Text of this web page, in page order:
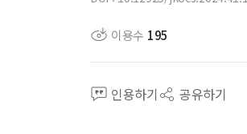
이용수 195
인용하기 공유하기